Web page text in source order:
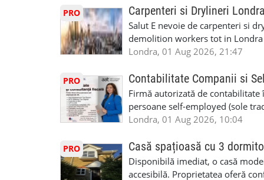
oră pauză de masă) •
saptaminal fara garantie sau
de 1/sapt) -tel- 07440366084
PRO Carpenteri si Drylineri Londra
Salut E nevoie de carpenteri si
demolition workers tot in
Londra, 01 Aug 2026, 21:47
PRO Contabilitate Companii si
Firmă autorizată de contabilitate
persoane self-employed (sole
închiriate (landlords) Serviciile
HMRC: PAYE / VAT / CIS ✔
Consultanță fiscală ✔ Declarații
Corporation Tax ✔ Company
Londra, 01 Aug 2026, 10:04
PRO Casă spațioasă cu 3
Disponibilă imediat, o casă
accesibilă. Proprietatea oferă